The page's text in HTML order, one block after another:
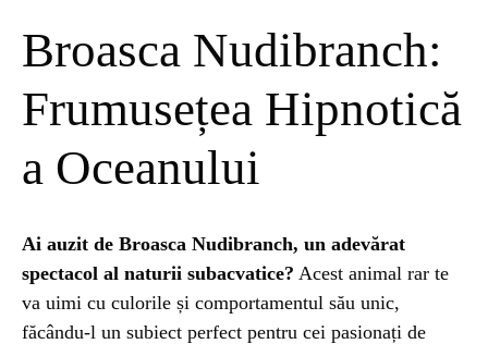
Broasca Nudibranch:
Frumusețea Hipnotică
a Oceanului
Ai auzit de Broasca Nudibranch, un adevărat
spectacol al naturii subacvatice? Acest animal rar te
va uimi cu culorile și comportamentul său unic,
făcându-l un subiect perfect pentru cei pasionați de
INSTALEAZ
A
APLICATIA
POPULAR
ȘTIINȚA 1 year ago